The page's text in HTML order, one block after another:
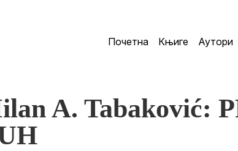
Почетна Књиге Аутори
A. Tabaković: